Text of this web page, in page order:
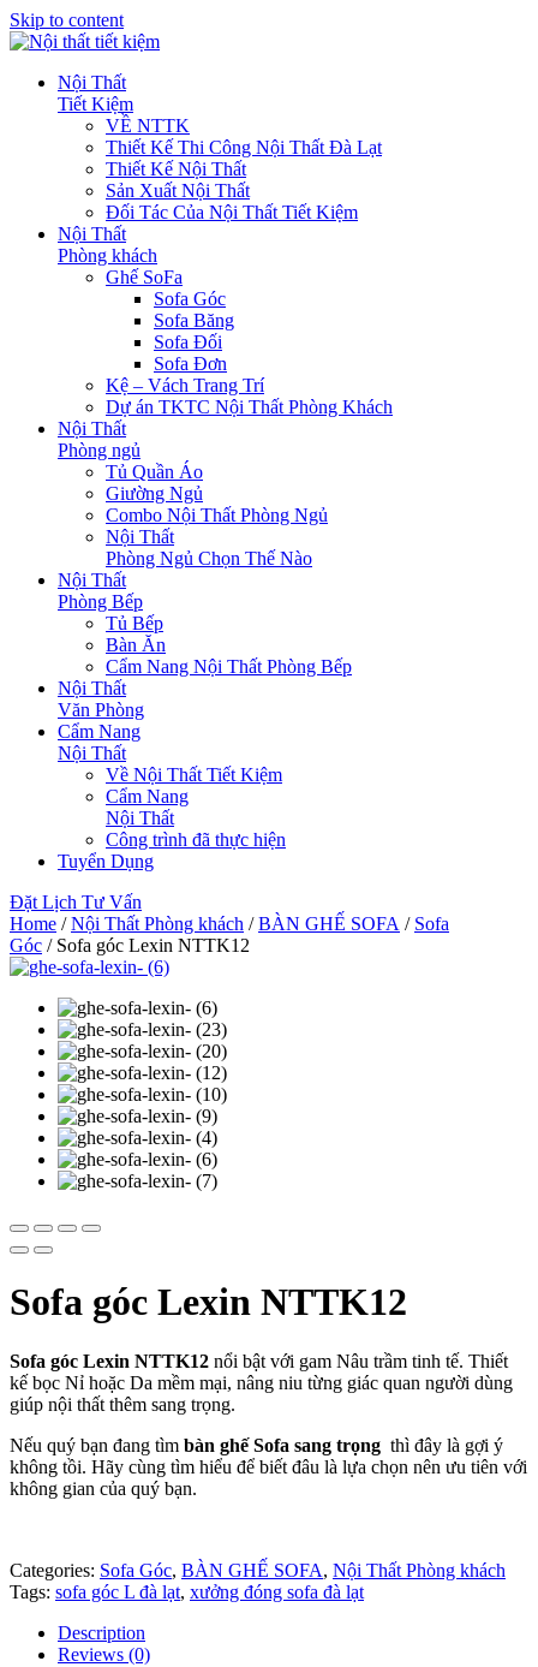
Skip to content
Nội Thất
Tiết Kiệm
VỀ NTTK
Thiết Kế Thi Công Nội Thất Đà Lạt
Thiết Kế Nội Thất
Sản Xuất Nội Thất
Đối Tác Của Nội Thất Tiết Kiệm
Nội Thất
Phòng khách
Ghế SoFa
Sofa Góc
Sofa Băng
Sofa Đối
Sofa Đơn
Kệ – Vách Trang Trí
Dự án TKTC Nội Thất Phòng Khách
Nội Thất
Phòng ngủ
Tủ Quần Áo
Giường Ngủ
Combo Nội Thất Phòng Ngủ
Nội Thất
Phòng Ngủ Chọn Thế Nào
Nội Thất
Phòng Bếp
Tủ Bếp
Bàn Ăn
Cẩm Nang Nội Thất Phòng Bếp
Nội Thất
Văn Phòng
Cẩm Nang
Nội Thất
Về Nội Thất Tiết Kiệm
Cẩm Nang
Nội Thất
Công trình đã thực hiện
Tuyển Dụng
Đặt Lịch Tư Vấn
Home /Nội Thất Phòng khách /BÀN GHẾ SOFA / Sofa
Góc / Sofa góc Lexin NTTK12
Sofa góc Lexin NTTK12
Sofa góc Lexin NTTK12 nổi bật với gam Nâu trầm tinh tế. Thiết
kế bọc Nỉ hoặc Da mềm mại, nâng niu từng giác quan người dùng
giúp nội thất thêm sang trọng.
Nếu quý bạn đang tìm bàn ghế Sofa sang trọng thì đây là gợi ý
không tồi. Hãy cùng tìm hiểu để biết đâu là lựa chọn nên ưu tiên với
không gian của quý bạn.
Categories: Sofa Góc, BÀN GHẾ SOFA, Nội Thất Phòng khách
Tags: sofa góc L đà lạt, xưởng đóng sofa đà lạt
Description
Reviews (0)